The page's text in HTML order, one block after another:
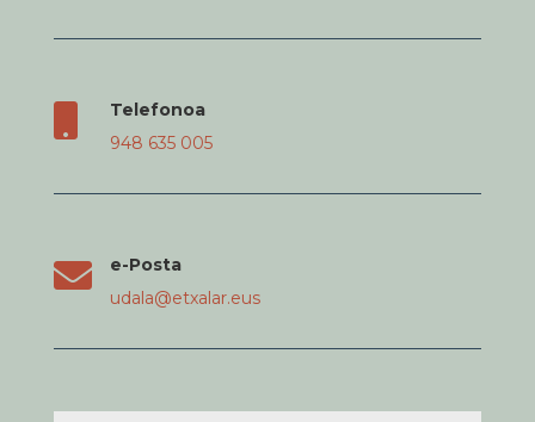
Telefonoa
948 635 005

e-Posta
udala@etxalar.eus